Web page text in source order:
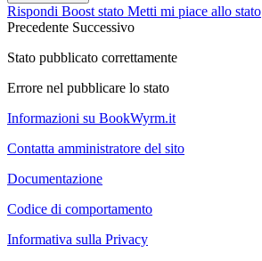
Rispondi Boost stato Metti mi piace allo stato
Precedente Successivo
Stato pubblicato correttamente
Errore nel pubblicare lo stato
Informazioni su BookWyrm.it
Contatta amministratore del sito
Documentazione
Codice di comportamento
Informativa sulla Privacy